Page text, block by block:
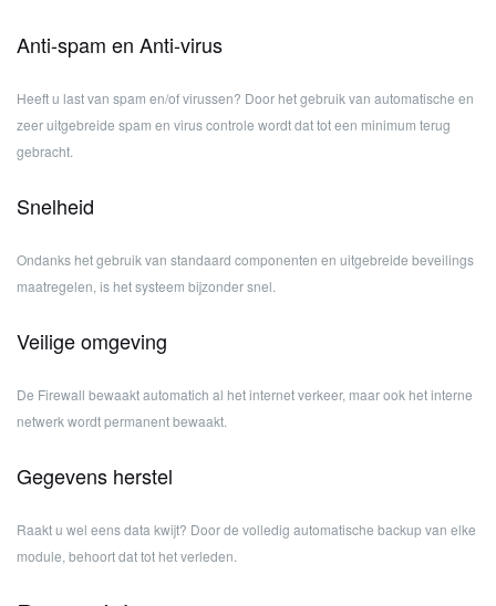
Anti-spam en Anti-virus
Heeft u last van spam en/of virussen? Door het gebruik van automatische en
zeer uitgebreide spam en virus controle wordt dat tot een minimum terug
gebracht.
Snelheid
Ondanks het gebruik van standaard componenten en uitgebreide beveilings
maatregelen, is het systeem bijzonder snel.
Veilige omgeving
De Firewall bewaakt automatich al het internet verkeer, maar ook het interne
netwerk wordt permanent bewaakt.
Gegevens herstel
Raakt u wel eens data kwijt? Door de volledig automatische backup van elke
module, behoort dat tot het verleden.